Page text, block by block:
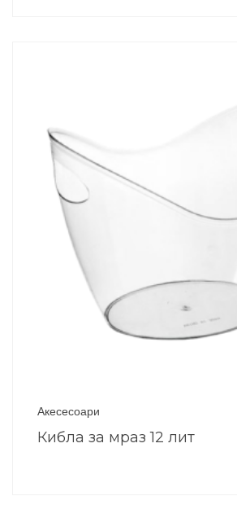
Акесесоари
Кибла за мраз 12 лит